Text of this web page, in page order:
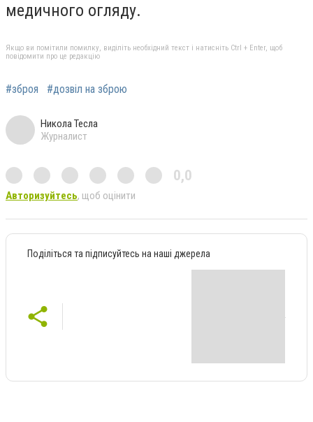
медичного огляду.
Якщо ви помітили помилку, виділіть необхідний текст і натисніть Ctrl + Enter, щоб
повідомити про це редакцію
#зброя #дозвіл на зброю
Никола Тесла
Журналист
0,0
Авторизуйтесь, щоб оцінити
Поділіться та підписуйтесь на наші джерела